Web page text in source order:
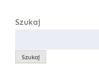
Szukaj
Szukaj